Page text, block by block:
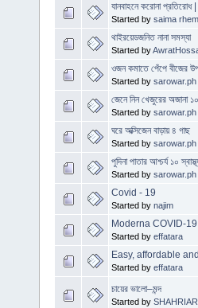
যানবাহনে করোনা প্রতিরোধ |
Started by saima
থাইরয়েডজনিত নানা সমস্যা
Started by
ওজন কমাতে পেঁপে বীজের
Started by sarowar.ph
জেনে নিন খেজুরের অজানা
Started by sarowar.ph
ঘরে অক্সিজেন বাড়ায় ৪ গাছ
Started by sarowar.ph
পুদিনা পাতার আশ্চর্য ১০
Started by sarowar.ph
Covid - 19
Started by najim
Moderna COVID-
Started by effatara
Easy, affordable
Started by effatara
চায়ের ভালো–মন্দ
Started by